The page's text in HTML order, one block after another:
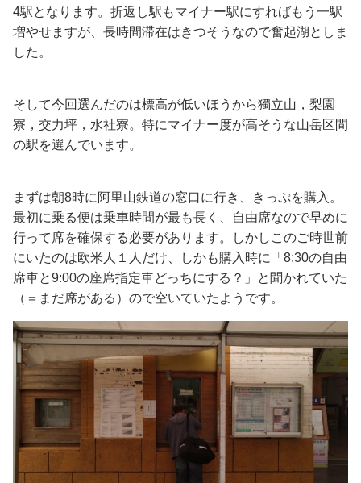
4駅となります。折返し駅もマイナー駅にすればもう一駅
増やせますが、長時間滞在はきつそうなので奮起湖としま
した。
そして今回選んだのは標高が低いほうから獨立山，梨園
寮，交力坪，水社寮。特にマイナー度が高そうな山岳区間
の駅を選んでいます。
まずは朝8時に阿里山鉄道の窓口に行き、きっぷを購入。
最初に乗る便は乗車時間が最も長く、自由席なので早めに
行って席を確保する必要があります。しかしこのご時世前
にいたのは欧米人１人だけ、しかも購入時に「8:30の自由
席車と9:00の座席指定車どっちにする？」と聞かれていた
（＝まだ席がある）ので空いていたようです。